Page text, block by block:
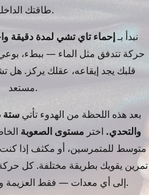
طاقتك الداخلية.
نبدأ بـإحماء تاي تشي لمدة دقيقة
حركة تتدفق مثل الماء — ببطء،
قلبك يجد إيقاعه، عقلك يركز. هل
مستعد.
بعد هذه اللحظة من الهدوء تأتي ستة
والتحدي. اختر مستوى الصعوبة
متوسط للمتمرسين، أو مكثف إذا
تمرين يقويك بطريقة مختلفة. كل
إلى أي معدات — فقط العزيمة وست دقائق من وقتك.